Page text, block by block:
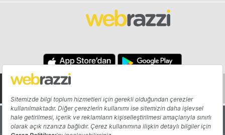
Hakkında Yazarlar